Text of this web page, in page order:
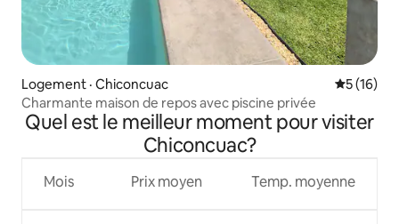
Logement · Chiconcuac Note
5 (16)
Charmante maison de repos avec piscine privée
Quel est le meilleur moment pour visiter
Chiconcuac?
Mois Prix moyen Temp. moyenne